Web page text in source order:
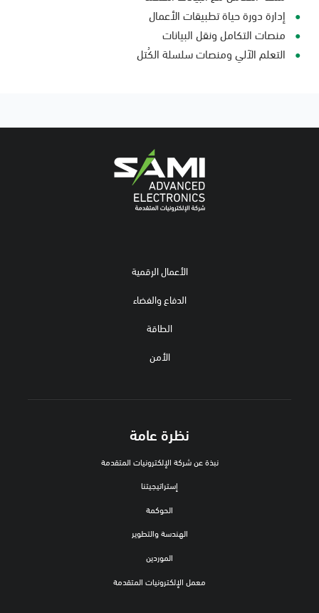
إدارة دورة حياة تطبيقات الأعمال
منصات التكامل ونقل البيانات
التعلم الآلي ومنصات سلسلة الكُتل
الأعمال الرقمية
الدفاع والفضاء
الطاقة
الأمن
نظرة عامة
نبذة عن شركة الإلكترونيات المتقدمة
إستراتيجيتنا
الحوكمة
الهندسة والتطوير
الموردين
معمل الإلكترونيات المتقدمة